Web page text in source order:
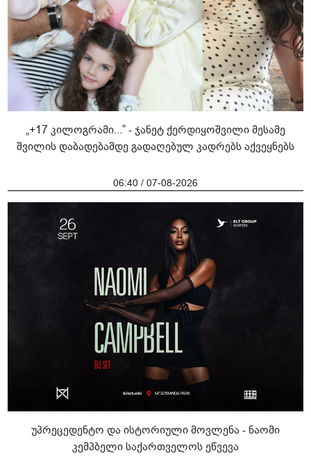
„+17 კილოგრამი...“ - ჯანეტ ქერდიყოშვილი მესამე
შვილის დაბადებამდე გადაღებულ კადრებს აქვეყნებს
06:40 / 07-08-2026
უპრეცედენტო და ისტორიული მოვლენა - ნაომი
კემპბელი საქართველოს ეწვევა